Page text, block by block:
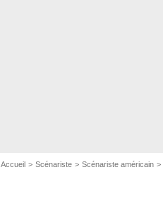
Accueil Scénariste Scénariste américain